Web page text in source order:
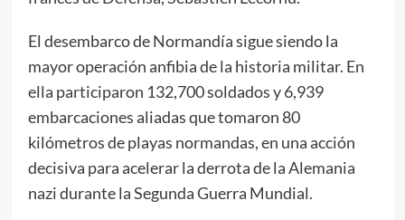
El desembarco de Normandía sigue siendo la
mayor operación anfibia de la historia militar. En
ella participaron 132,700 soldados y 6,939
embarcaciones aliadas que tomaron 80
kilómetros de playas normandas, en una acción
decisiva para acelerar la derrota de la Alemania
nazi durante la Segunda Guerra Mundial.